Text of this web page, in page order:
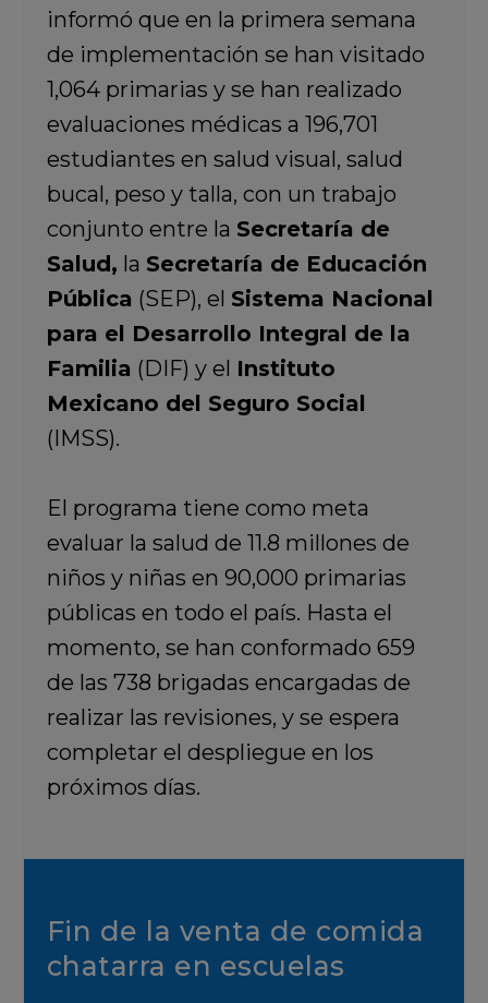
informó que en la primera semana
de implementación se han visitado
1,064 primarias y se han realizado
evaluaciones médicas a 196,701
estudiantes en salud visual, salud
bucal, peso y talla, con un trabajo
conjunto entre la Secretaría de
Salud, la Secretaría de Educación
Pública (SEP), el Sistema Nacional
para el Desarrollo Integral de la
Familia (DIF) y el Instituto
Mexicano del Seguro Social
(IMSS).
El programa tiene como meta
evaluar la salud de 11.8 millones de
niños y niñas en 90,000 primarias
públicas en todo el país. Hasta el
momento, se han conformado 659
de las 738 brigadas encargadas de
realizar las revisiones, y se espera
completar el despliegue en los
próximos días.
Fin de la venta de comida
chatarra en escuelas